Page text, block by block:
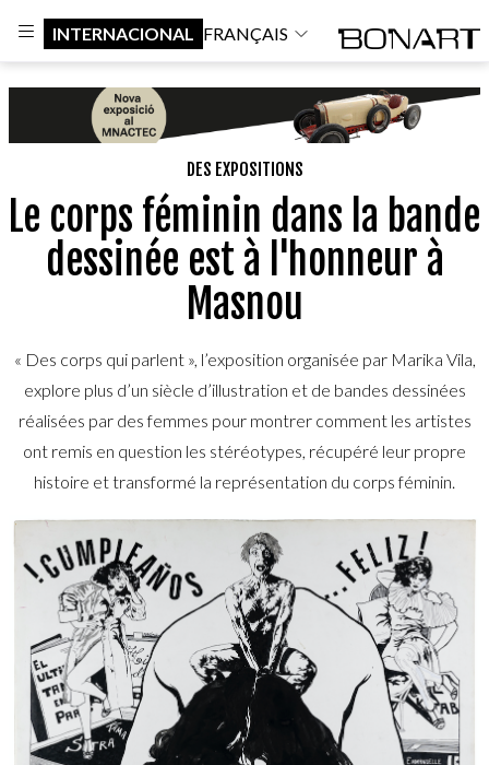
INTERNACIONAL FRANÇAIS
DES EXPOSITIONS
Le corps féminin dans la bande
dessinée est à l'honneur à
Masnou
« Des corps qui parlent », l’exposition organisée par Marika Vila,
explore plus d’un siècle d’illustration et de bandes dessinées
réalisées par des femmes pour montrer comment les artistes
ont remis en question les stéréotypes, récupéré leur propre
histoire et transformé la représentation du corps féminin.